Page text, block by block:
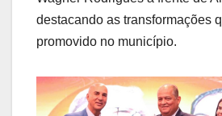
destacando as transformações
promovido no município.